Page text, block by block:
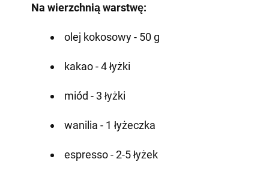
Na wierzchnią warstwę:
olej kokosowy - 50 g
kakao - 4 łyżki
miód - 3 łyżki
wanilia - 1 łyżeczka
espresso - 2-5 łyżek